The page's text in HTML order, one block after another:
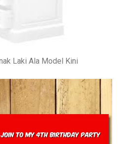
Laki Ala Model Kini